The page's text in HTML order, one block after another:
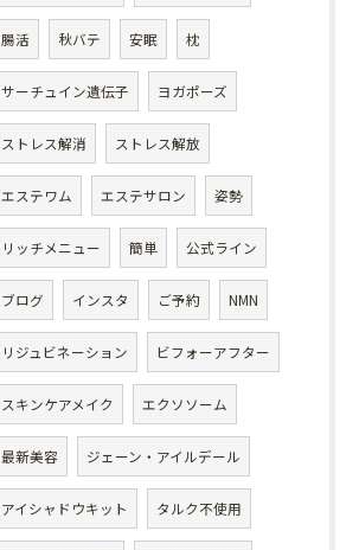
腸活 秋バテ 安眠 枕
サーチュイン遺伝子 ヨガポーズ
ストレス解消 ストレス解放
エステワム エステサロン 姿勢
リッチメニュー 簡単 公式ライン
ブログ インスタ ご予約 NMN
リジュビネーション ビフォーアフター
スキンケアメイク エクソソーム
最新美容 ジェーン・アイルデール
アイシャドウキット タルク不使用